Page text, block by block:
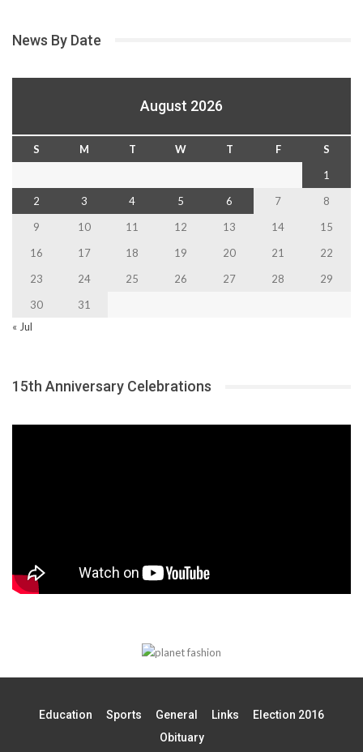
News By Date
August 2026
S M T W T F
S
1
2
3 4 5 6 7
8
9
10 11 12 13 14
15
16
17 18 19 20 21
22
23
24 25 26 27 28
29
30
31
« Jul
15th Anniversary Celebrations
Education Sports General Links
Election 2016
Obituary